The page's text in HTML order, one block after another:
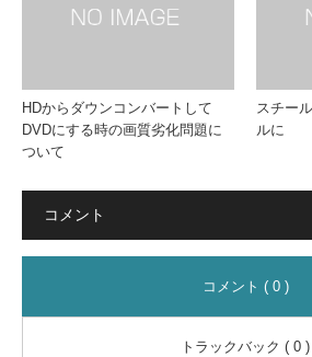
HDからダウンコンバートして
DVDにする時の画質劣化問題に
ついて
スチー
ルに
コメント
コメント ( 0 )
トラックバック ( 0 )